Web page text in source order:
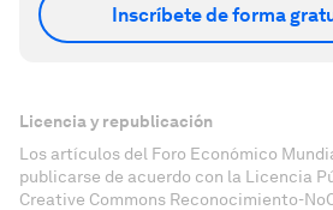
Inscríbete de forma
Licencia y republicación
Los artículos del Foro Económico
publicarse de acuerdo con la Licencia
Creative Commons Reconocimiento-